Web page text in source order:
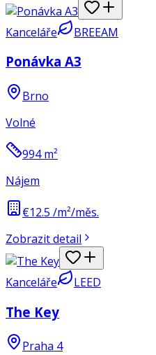
Kanceláře BREEAM
Ponávka A3
Brno
Volné
994m²
Nájem
€12.5 /m²/měs.
Zobrazit detail
Kanceláře LEED
The Key
Praha 4